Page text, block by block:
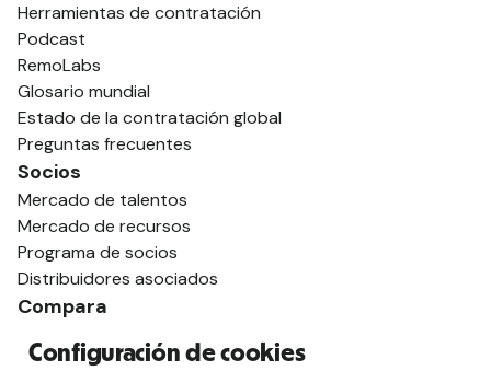
Herramientas de contratación
Podcast
RemoLabs
Glosario mundial
Estado de la contratación global
Preguntas frecuentes
Socios
Mercado de talentos
Mercado de recursos
Programa de socios
Distribuidores asociados
Compara
vs. Remoto
Configuración de cookies